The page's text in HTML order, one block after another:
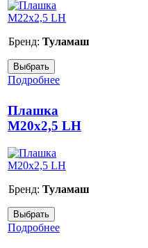
Бренд: Туламаш
Подробнее
Плашка
М20х2,5 LH
Бренд: Туламаш
Подробнее